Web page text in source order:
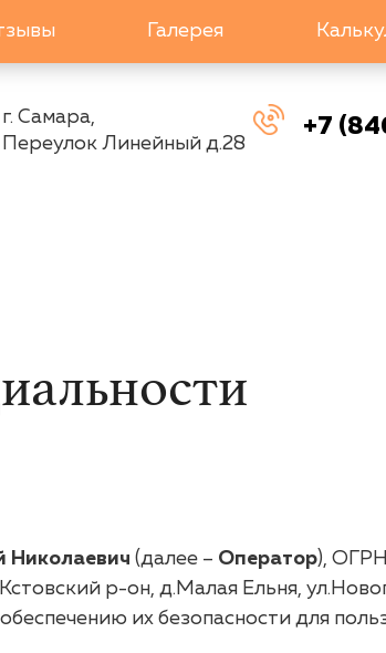
Галерея
г. Самара,
Переулок Линейный д.28
+7
Николаевич (далее – Оператор),
р-он, д.Малая Ельня,
их безопасности для